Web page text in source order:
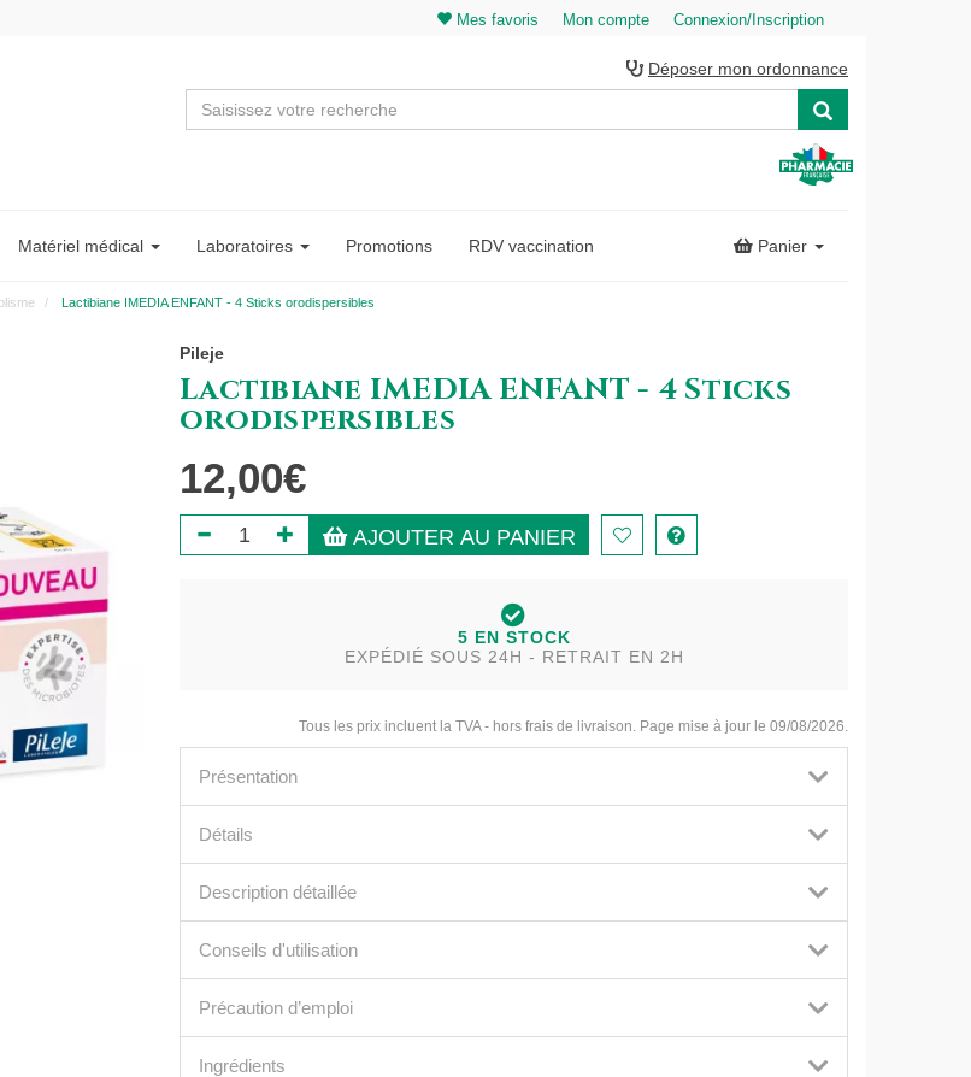
Mes favoris Mon compte Connexion/Inscription
Déposer mon ordonnance
Matériel médical Laboratoires Promotions RDV vaccination Panier
Lactibiane IMEDIA ENFANT - 4 Sticks orodispersibles
Pileje
Lactibiane IMEDIA ENFANT - 4 Sticks
orodispersibles
12,00€
AJOUTER AU PANIER
5 EN STOCK
EXPÉDIÉ SOUS 24H - RETRAIT EN 2H
Tous les prix incluent la TVA - hors frais de livraison. Page mise à jour le 09/08/2026.
Présentation
Détails
Description détaillée
Conseils d'utilisation
Précaution d’emploi
Ingrédients